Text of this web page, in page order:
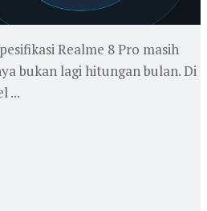
Realme 8 Pro masih
bukan lagi hitungan bulan. Di
...